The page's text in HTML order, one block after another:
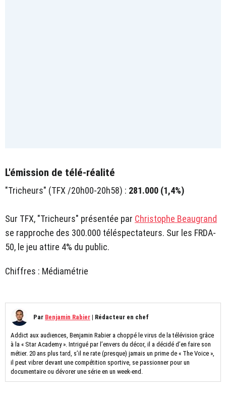
L'émission de télé-réalité
"Tricheurs" (TFX /20h00-20h58) : 281.000 (1,4%)
Sur TFX, "Tricheurs" présentée par Christophe Beaugrand
se rapproche des 300.000 téléspectateurs. Sur les FRDA-
50, le jeu attire 4% du public.
Chiffres : Médiamétrie
Par Benjamin Rabier | Rédacteur en chef
Addict aux audiences, Benjamin Rabier a choppé le virus de la télévision grâce
à la « Star Academy ». Intrigué par l’envers du décor, il a décidé d’en faire son
métier. 20 ans plus tard, s’il ne rate (presque) jamais un prime de « The Voice »,
il peut vibrer devant une compétition sportive, se passionner pour un
documentaire ou dévorer une série en un week-end.